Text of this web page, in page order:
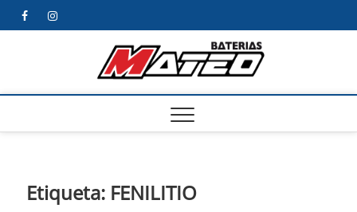
Saltarfacebookinstagram
Etiqueta: FENILITIO